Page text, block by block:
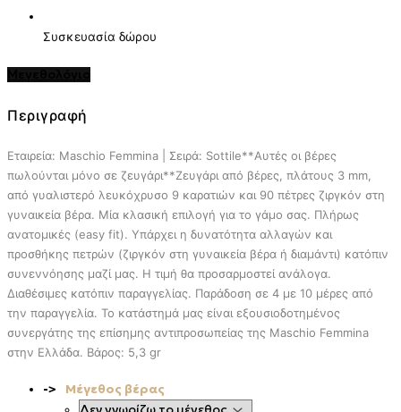
Συσκευασία δώρου
Περιγραφή
Εταιρεία: Maschio Femmina | Σειρά: Sottile**Αυτές οι βέρες
πωλούνται μόνο σε ζευγάρι**Ζευγάρι από βέρες, πλάτους 3 mm,
από γυαλιστερό λευκόχρυσο 9 καρατιών και 90 πέτρες ζιργκόν στη
γυναικεία βέρα. Μία κλασική επιλογή για το γάμο σας. Πλήρως
ανατομικές (easy fit). Υπάρχει η δυνατότητα αλλαγών και
προσθήκης πετρών (ζιργκόν στη γυναικεία βέρα ή διαμάντι) κατόπιν
συνεννόησης μαζί μας. Η τιμή θα προσαρμοστεί ανάλογα.
Διαθέσιμες κατόπιν παραγγελίας. Παράδοση σε 4 με 10 μέρες από
την παραγγελία. To κατάστημά μας είναι εξουσιοδοτημένος
συνεργάτης της επίσημης αντιπροσωπείας της Maschio Femmina
στην Ελλάδα. Βάρος: 5,3 gr
Μέγεθος βέρας